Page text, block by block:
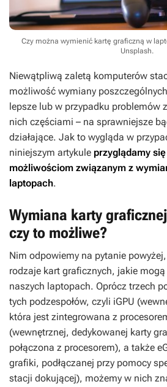
Czy można wymienić kartę graficzną w
Unsplash.
Niewątpliwą zaletą komputerów
możliwość wymiany
lepsze lub w przypadku problemów
nich częściami – na sprawniejsze
działające. Jak to wygląda w
niniejszym artykule przyglądamy
możliwościom związanym z
laptopach.
Wymiana karty
czy to możliwe?
Nim odpowiemy na pytanie
rodzaje kart graficznych, jakie
naszych laptopach. Oprócz trzech
tych podzespołów, czyli iGPU
która jest zintegrowana z
(wewnętrznej, dedykowanej karty
połączona z procesorem), a także
grafiki, podłączanej przy pomocy
stacji dokującej), możemy w nich